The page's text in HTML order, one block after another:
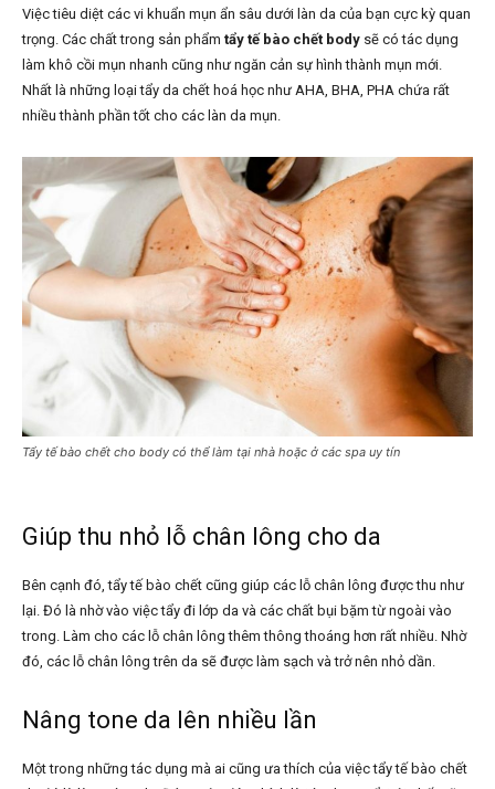
Việc tiêu diệt các vi khuẩn mụn ẩn sâu dưới làn da của bạn cực kỳ quan
trọng. Các chất trong sản phẩm tẩy tế bào chết body sẽ có tác dụng
làm khô cồi mụn nhanh cũng như ngăn cản sự hình thành mụn mới.
Nhất là những loại tẩy da chết hoá học như AHA, BHA, PHA chứa rất
nhiều thành phần tốt cho các làn da mụn.
Tẩy tế bào chết cho body có thể làm tại nhà hoặc ở các spa uy tín
Giúp thu nhỏ lỗ chân lông cho da
Bên cạnh đó, tẩy tế bào chết cũng giúp các lỗ chân lông được thu như
lại. Đó là nhờ vào việc tẩy đi lớp da và các chất bụi bặm từ ngoài vào
trong. Làm cho các lỗ chân lông thêm thông thoáng hơn rất nhiều. Nhờ
đó, các lỗ chân lông trên da sẽ được làm sạch và trở nên nhỏ dần.
Nâng tone da lên nhiều lần
Một trong những tác dụng mà ai cũng ưa thích của việc tẩy tế bào chết